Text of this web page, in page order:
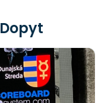
Dopyt